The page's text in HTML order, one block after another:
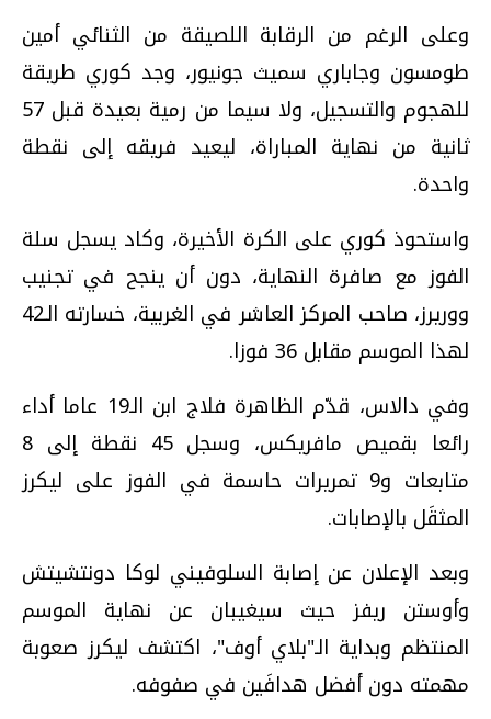
وعلى الرغم من الرقابة اللصيقة من الثنائي أمين
طومسون وجاباري سميث جونيور، وجد كوري طريقة
للهجوم والتسجيل، ولا سيما من رمية بعيدة قبل 57
ثانية من نهاية المباراة، ليعيد فريقه إلى نقطة
واحدة.
واستحوذ كوري على الكرة الأخيرة، وكاد يسجل سلة
الفوز مع صافرة النهاية، دون أن ينجح في تجنيب
ووريرز، صاحب المركز العاشر في الغربية، خسارته الـ42
لهذا الموسم مقابل 36 فوزا.
وفي دالاس، قدّم الظاهرة فلاج ابن الـ19 عاما أداء
رائعا بقميص مافريكس، وسجل 45 نقطة إلى 8
متابعات و9 تمريرات حاسمة في الفوز على ليكرز
المثقَل بالإصابات.
وبعد الإعلان عن إصابة السلوفيني لوكا دونتشيتش
وأوستن ريفز حيث سيغيبان عن نهاية الموسم
المنتظم وبداية الـ"بلاي أوف"، اكتشف ليكرز صعوبة
مهمته دون أفضل هدافَين في صفوفه.